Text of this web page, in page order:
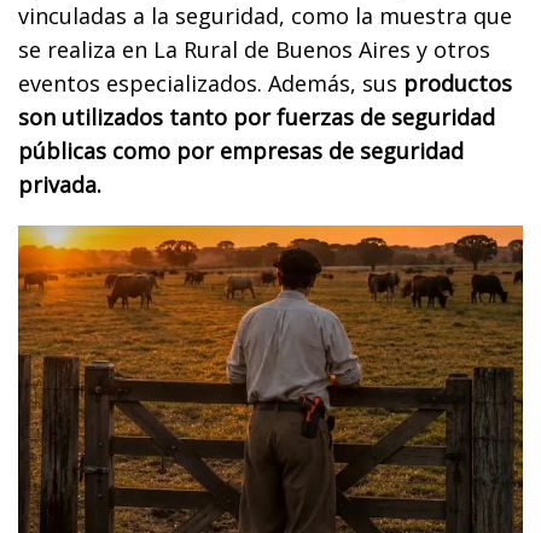
vinculadas a la seguridad, como la muestra que
se realiza en La Rural de Buenos Aires y otros
eventos especializados. Además, sus productos
son utilizados tanto por fuerzas de seguridad
públicas como por empresas de seguridad
privada.